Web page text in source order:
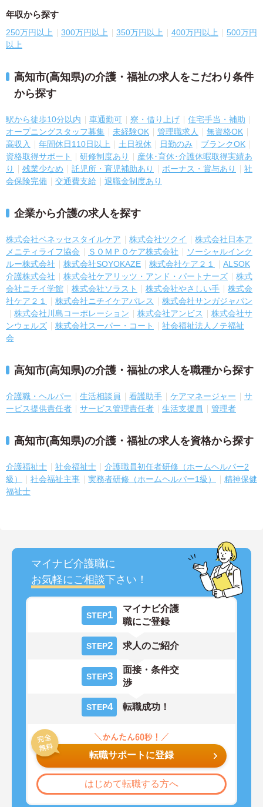
年収から探す
250万円以上 300万円以上 350万円以上 400万円以上
500万円
以上
高知市(高知県)の介護・福祉の求人をこだわり条件
から探す
駅から徒歩10分以内 車通勤可 寮・借り上げ
住宅手当・補助
オープニングスタッフ募集
未経験OK 管理職求人
無資格OK
高収入
年間休日110日以上 土日祝休 日勤のみ
ブランクOK
資格取得サポート
研修制度あり
産休･育休･介護休暇取得実績あ
り
残業少なめ 託児所・育児補助あり ボーナス・賞与あり
社
会保険完備
交通費支給 退職金制度あり
企業から介護の求人を探す
株式会社ベネッセスタイルケア 株式会社ツクイ
株式会社日本ア
メニティライフ協会
ＳＯＭＰＯケア株式会社
ソーシャルインク
ルー株式会社
株式会社SOYOKAZE 株式会社ケア２１
ALSOK
介護株式会社
株式会社ケアリッツ・アンド・パートナーズ
株式
会社ニチイ学館
株式会社ソラスト 株式会社やさしい手
株式会
社ケア２１
株式会社ニチイケアパレス
株式会社サンガジャパン
株式会社川島コーポレーション
株式会社アンビス
株式会社サ
ンウェルズ
株式会社スーパー・コート
社会福祉法人ノテ福祉
会
高知市(高知県)の介護・福祉の求人を職種から探す
介護職・ヘルパー 生活相談員 看護助手 ケアマネージャー
サ
ービス提供責任者
サービス管理責任者 生活支援員 管理者
高知市(高知県)の介護・福祉の求人を資格から探す
介護福祉士 社会福祉士
介護職員初任者研修（ホームヘルパー2
級）
社会福祉主事 実務者研修（ホームヘルパー1級）
精神保健
福祉士
マイナビ介護職に
お気軽にご相談下さい！
STEP1
マイナビ介護
職にご登録
STEP2 求人のご紹介
STEP3
面接・条件交
渉
STEP4 転職成功！
転職サポートに登録
はじめて転職する方へ